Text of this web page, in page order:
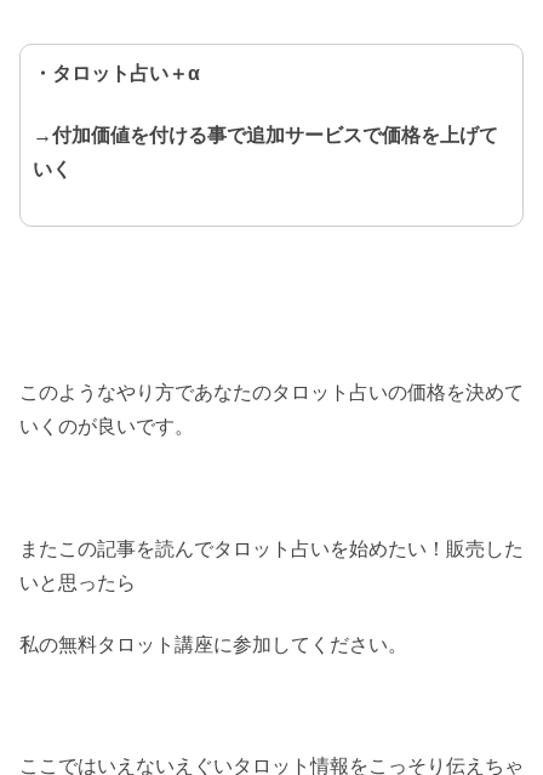
・タロット占い＋α
→付加価値を付ける事で追加サービスで価格を上げて
いく
このようなやり方であなたのタロット占いの価格を決めて
いくのが良いです。
またこの記事を読んでタロット占いを始めたい！販売した
いと思ったら
私の無料タロット講座に参加してください。
ここではいえないえぐいタロット情報をこっそり伝えちゃ